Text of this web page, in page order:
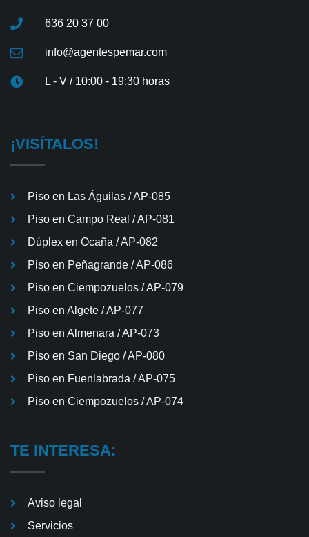
636 20 37 00
info@agentespemar.com
L - V / 10:00 - 19:30 horas
¡VISÍTALOS!
Piso en Las Águilas / AP-085
Piso en Campo Real / AP-081
Dúplex en Ocaña / AP-082
Piso en Peñagrande / AP-086
Piso en Ciempozuelos / AP-079
Piso en Algete / AP-077
Piso en Almenara / AP-073
Piso en San Diego / AP-080
Piso en Fuenlabrada / AP-075
Piso en Ciempozuelos / AP-074
TE INTERESA:
Aviso legal
Servicios